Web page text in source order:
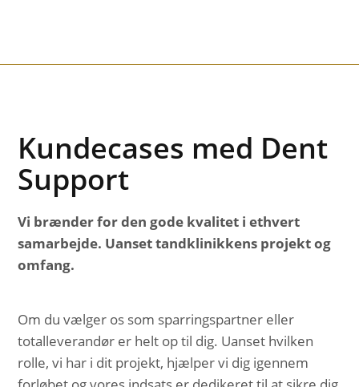
Kundecases med Dent
Support
Vi brænder for den gode kvalitet i ethvert
samarbejde. Uanset tandklinikkens projekt og
omfang.
Om du vælger os som sparringspartner eller
totalleverandør er helt op til dig. Uanset hvilken
rolle, vi har i dit projekt, hjælper vi dig igennem